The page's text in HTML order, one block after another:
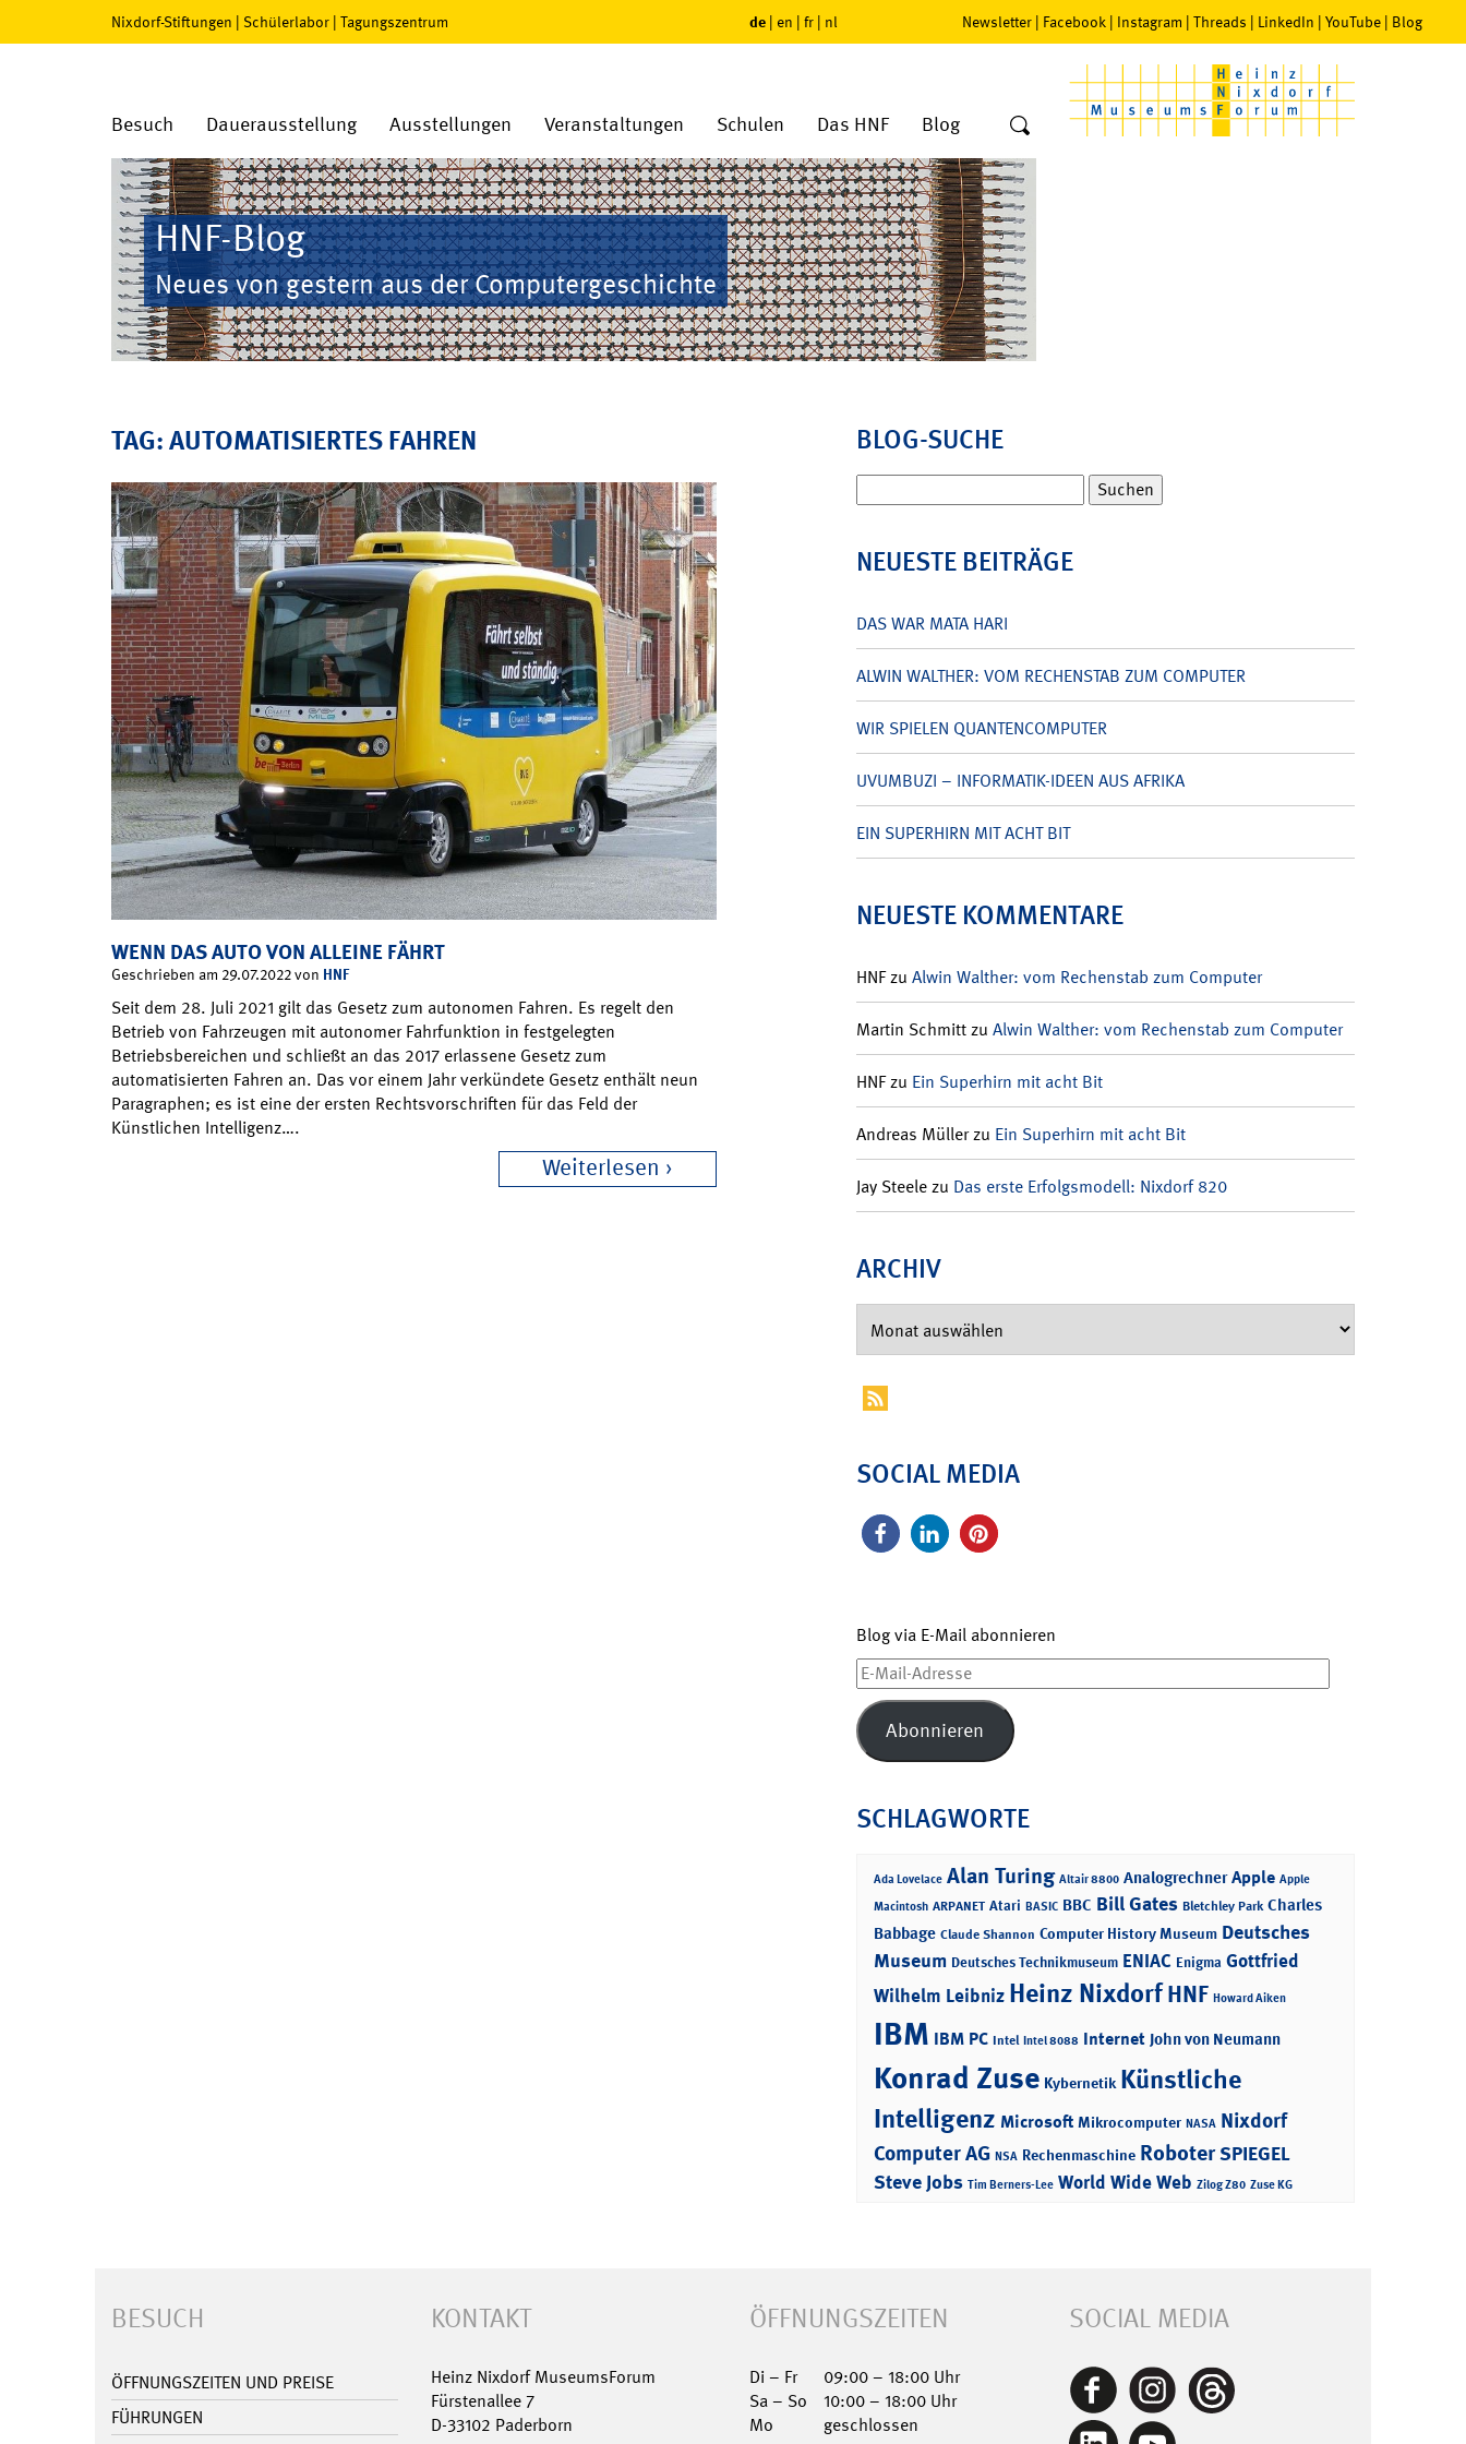
Nixdorf-Stiftungen | Schülerlabor | Tagungszentrum de | en | fr | nl Newsletter | Facebook | Instagram | Threads | LinkedIn | YouTube | Blog
Besuch Dauerausstellung Ausstellungen Veranstaltungen Schulen Das HNF Blog
HNF-Blog
Neues von gestern aus der Computergeschichte
TAG: AUTOMATISIERTES FAHREN
WENN DAS AUTO VON ALLEINE FÄHRT
Geschrieben am 29.07.2022 von HNF
Seit dem 28. Juli 2021 gilt das Gesetz zum autonomen Fahren. Es regelt den
Betrieb von Fahrzeugen mit autonomer Fahrfunktion in festgelegten
Betriebsbereichen und schließt an das 2017 erlassene Gesetz zum
automatisierten Fahren an. Das vor einem Jahr verkündete Gesetz enthält neun
Paragraphen; es ist eine der ersten Rechtsvorschriften für das Feld der
Künstlichen Intelligenz….
Weiterlesen
BLOG-SUCHE
nach:
NEUESTE BEITRÄGE
DAS WAR MATA HARI
ALWIN WALTHER: VOM RECHENSTAB ZUM COMPUTER
WIR SPIELEN QUANTENCOMPUTER
UVUMBUZI – INFORMATIK-IDEEN AUS AFRIKA
EIN SUPERHIRN MIT ACHT BIT
NEUESTE KOMMENTARE
HNFzu Alwin Walther: vom Rechenstab zum Computer
Martin Schmittzu Alwin Walther: vom Rechenstab zum Computer
HNFzu Ein Superhirn mit acht Bit
Andreas Müllerzu Ein Superhirn mit acht Bit
Jay Steelezu Das erste Erfolgsmodell: Nixdorf 820
ARCHIV
SOCIAL MEDIA
Blog via E-Mail abonnieren
E-
Mail-
Adresse
Abonnieren
SCHLAGWORTE
Ada Lovelace Alan Turing Altair 8800 Analogrechner Apple Apple
Macintosh ARPANET Atari BASIC BBC Bill Gates Bletchley Park Charles
Babbage Claude Shannon Computer History Museum Deutsches
Museum Deutsches Technikmuseum ENIAC Enigma Gottfried
Wilhelm Leibniz Heinz NixdorfHNF Howard Aiken
IBM IBM PC Intel Intel 8088 Internet John von Neumann
Konrad Zuse Kybernetik Künstliche
Intelligenz Microsoft Mikrocomputer NASA Nixdorf
Computer AG NSA Rechenmaschine RoboterSPIEGEL
Steve Jobs Tim Berners-Lee World Wide Web Zilog Z80 Zuse KG
BESUCH
ÖFFNUNGSZEITEN UND PREISE
FÜHRUNGEN
KONTAKT
Heinz Nixdorf MuseumsForum
Fürstenallee 7
D-33102 Paderborn
ÖFFNUNGSZEITEN
Di – Fr
09:00 – 18:00 Uhr
Sa – So
10:00 – 18:00 Uhr
Mo
geschlossen
SOCIAL MEDIA